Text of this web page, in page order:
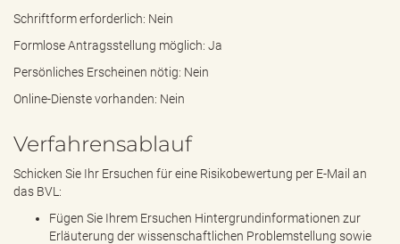
Schriftform erforderlich: Nein
Formlose Antragsstellung möglich: Ja
Persönliches Erscheinen nötig: Nein
Online-Dienste vorhanden: Nein
Verfahrensablauf
Schicken Sie Ihr Ersuchen für eine Risikobewertung per E-Mail an
das BVL:
Fügen Sie Ihrem Ersuchen Hintergrundinformationen zur
Erläuterung der wissenschaftlichen Problemstellung sowie